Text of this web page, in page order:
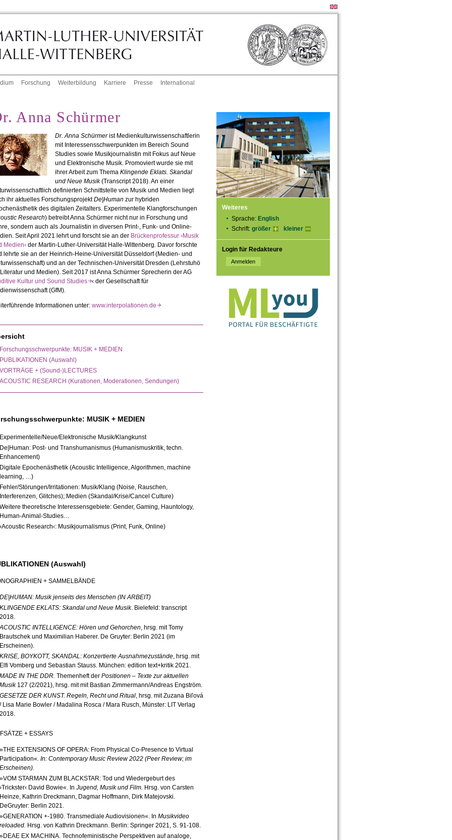
Forschung Weiterbildung Karriere Presse International
Weiteres
Sprache: English
Schrift: größer kleiner
Login für Redakteure
Anna Schürmer
Dr. Anna Schürmerist Medienkulturwissenschaftlerin
mit Interessensschwerpunkten im Bereich Sound
Studies sowie Musikjournalistin mit Fokus auf Neue
und Elektronische Musik. Promoviert wurde sie mit
ihrer Arbeit zum Thema Klingende Eklats. Skandal
und Neue Musik(Transcript 2018). An einer
definierten Schnittstelle von Musik und Medien liegt
ihr aktuelles ForschungsprojektDe|Human zur hybriden
des digitalen Zeitalters. Experimentelle Klangforschungen
Research) betreibt Anna Schürmer nicht nur in Forschung und
sondern auch als Journalistin in diversen Print-, Funk- und Online-
Seit April 2021 lehrt und forscht sie an der Brückenprofessur ›Musik
Medien‹der Martin-Luther-Universität Halle-Wittenberg. Davor forschte
lehrte sie an der Heinrich-Heine-Universität Düsseldorf (Medien- und
und an der Technischen-Universität Dresden (Lehrstuhö
und Medien). Seit 2017 ist Anna Schürmer Sprecherin der AG
Kultur und Sound Studies‹ der Gesellschaft für
(GfM).
Informationen unter: www.interpolationen.de
MUSIK + MEDIEN
(Auswahl)
+ (Sound-)LECTURES
RESEARCH (Kurationen, Moderationen, Sendungen)
MUSIK + MEDIEN
Neue/Elektronische Musik/Klangkunst
Post- und Transhumanismus (Humanismuskritik, techn.
Epochenästhetik (Acoustic Intelligence, Algorithmen, machine
…)
Störungen/Irritationen: Musik/Klang (Noise, Rauschen,
Glitches); Medien (Skandal/Krise/Cancel Culture)
theoretische Interessensgebiete: Gender, Gaming, Hauntology,
Animal-Studies…
Research‹: Musikjournalismus (Print, Funk, Online)
(Auswahl)
+ SAMMELBÄNDE
Musik jenseits des Menschen (IN ARBEIT)
EKLATS: Skandal und Neue Musik. Bielefeld: transcript
INTELLIGENCE: Hören und Gehorchen, hrsg. mit Tomy
und Maximilian Haberer. De Gruyter: Berlin 2021 (im
BOYKOTT, SKANDAL: Konzertierte Ausnahmezustände, hrsg. mit
Vomberg und Sebastian Stauss. München: edition text+kritik 2021.
IN THE DDR. Themenheftder Positionen – Texte zur aktuellen
127 (2/2021), hrsg. mit mit Bastian Zimmermann/Andreas Engström.
DER KUNST. Regeln, Recht und Ritual, hrsg. mitZuzana Biľová
Lisa Marie Bowler / Madalina Rosca / Mara Rusch, Münster:LIT Verlag
+ ESSAYS
EXTENSIONS OF OPERA: From Physical Co-Presence to Virtual
. In: Contemporary Music Review2022 (Peer Review; im
STARMAN ZUM BLACKSTAR: Tod und Wiedergeburt des
David Bowie«. In Jugend, Musik und Film. Hrsg. von Carsten
Kathrin Dreckmann, Dagmar Hoffmann, Dirk Matejovski.
Berlin 2021.
+-1980. Transmediale Audiovisionen«. In Musikvideo
Hrsg. von Kathrin Dreckmann. Berlin: Springer 2021, S. 91-108.
EX MACHINA. Technofeministische Perspektiven auf analoge,